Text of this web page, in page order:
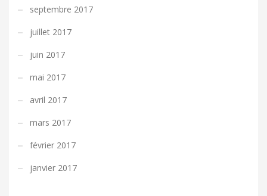
septembre 2017
juillet 2017
juin 2017
mai 2017
avril 2017
mars 2017
février 2017
janvier 2017